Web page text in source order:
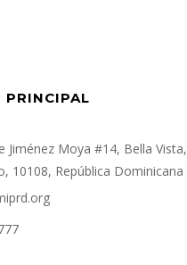
PRINCIPAL
Jiménez Moya #14, Bella Vista,
10108, República Dominicana